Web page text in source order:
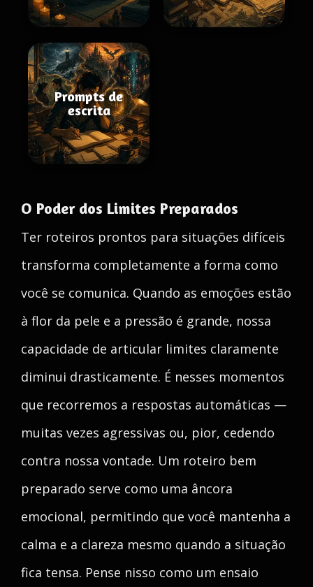
Prompts de
escrita
O Poder dos Limites Preparados
Ter roteiros prontos para situações difíceis
transforma completamente a forma como
você se comunica. Quando as emoções estão
à flor da pele e a pressão é grande, nossa
capacidade de articular limites claramente
diminui drasticamente. É nesses momentos
que recorremos a respostas automáticas —
muitas vezes agressivas ou, pior, cedendo
contra nossa vontade. Um roteiro bem
preparado serve como uma âncora
emocional, permitindo que você mantenha a
calma e a clareza mesmo quando a situação
fica tensa. Pense nisso como um ensaio